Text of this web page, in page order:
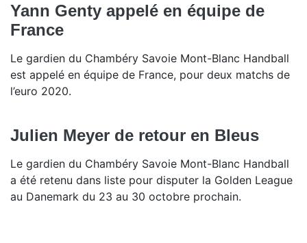
Yann Genty appelé en équipe de
France
Le gardien du Chambéry Savoie Mont-Blanc Handball
est appelé en équipe de France, pour deux matchs de
l’euro 2020.
Julien Meyer de retour en Bleus
Le gardien du Chambéry Savoie Mont-Blanc Handball
a été retenu dans liste pour disputer la Golden League
au Danemark du 23 au 30 octobre prochain.